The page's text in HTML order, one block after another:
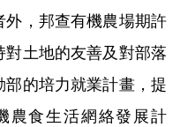
外，邦查有機農場期許
土地的友善及對部落
的培力就業計畫，提
農食生活網絡發展計